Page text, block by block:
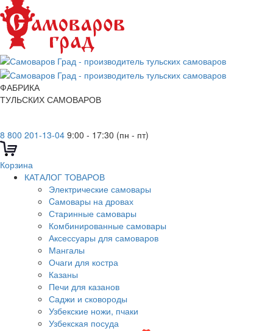
ФАБРИКА
ТУЛЬСКИХ САМОВАРОВ
8 800 201-13-04 9:00 - 17:30 (пн - пт)
Корзина
КАТАЛОГ ТОВАРОВ
Электрические самовары
Cамовары на дровах
Старинные самовары
Комбинированные самовары
Аксессуары для самоваров
Мангалы
Очаги для костра
Казаны
Печи для казанов
Саджи и сковороды
Узбекские ножи, пчаки
Узбекская посуда